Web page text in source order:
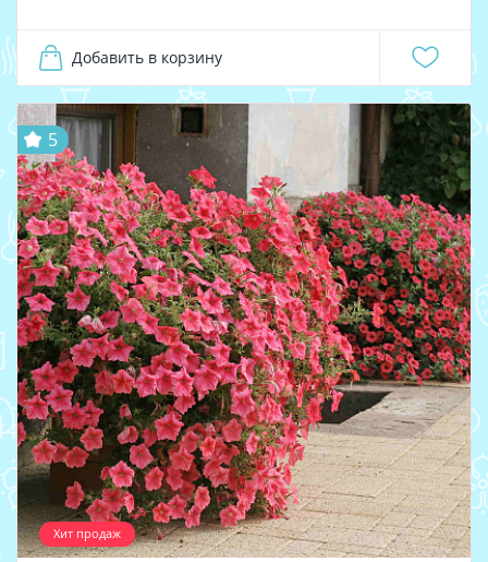
Добавить в корзину
Хит продаж
5